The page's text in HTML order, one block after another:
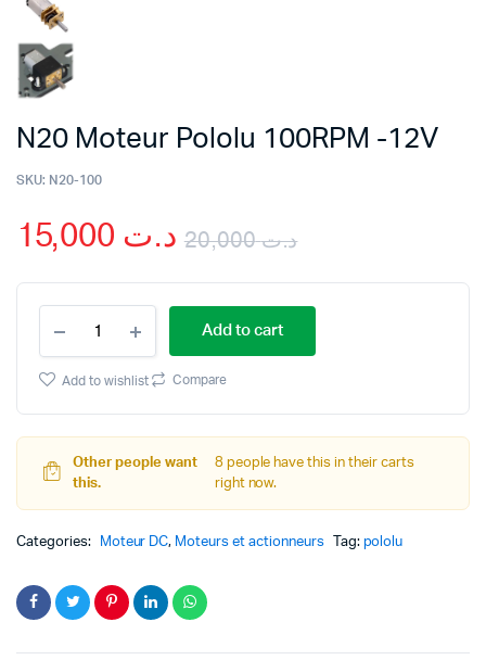
N20 Moteur Pololu 100RPM -12V
SKU: N20-100
د.ت20,000
Original
د.ت 20,000.
د.ت
Current
د.ت 15,000.
Moteur
Pololu
100RPM
quantity
Add to cart
Add to wishlist Compare
Other people want
this.
8 people have this in their carts
right now.
Categories: Moteur DC, Moteurs et actionneurs Tag: pololu